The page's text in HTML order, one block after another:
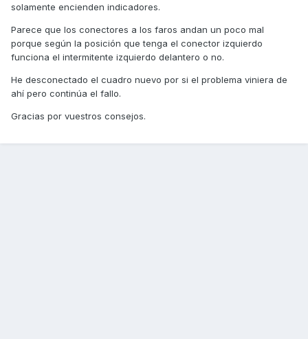
solamente encienden indicadores.
Parece que los conectores a los faros andan un poco mal
porque según la posición que tenga el conector izquierdo
funciona el intermitente izquierdo delantero o no.
He desconectado el cuadro nuevo por si el problema viniera de
ahí pero continúa el fallo.
Gracias por vuestros consejos.